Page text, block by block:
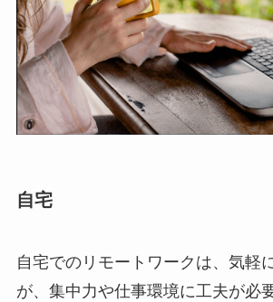
自宅
自宅でのリモートワークは、気軽
が、集中力や仕事環境に工夫が必